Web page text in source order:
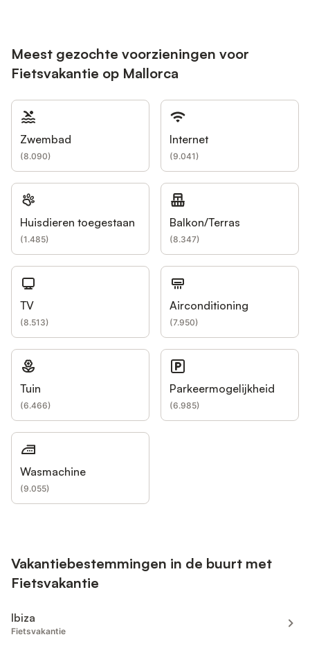
Meest gezochte voorzieningen voor
Fietsvakantie op Mallorca
Zwembad
(8.090)
Internet
(9.041)
Huisdieren toegestaan
(1.485)
Balkon/Terras
(8.347)
TV
(8.513)
Airconditioning
(7.950)
Tuin
(6.466)
Parkeermogelijkheid
(6.985)
Wasmachine
(9.055)
Vakantiebestemmingen in de buurt met
Fietsvakantie
Ibiza
Fietsvakantie